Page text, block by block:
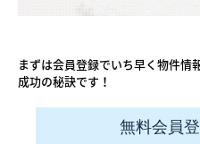
まずは会員登録でいち早く物件情
成功の秘訣です！
無料会員